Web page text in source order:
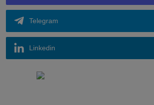
Telegram
Linkedin